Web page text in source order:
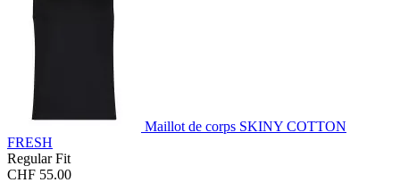
Maillot de corps SKINY COTTON
FRESH
Regular Fit
CHF 55.00